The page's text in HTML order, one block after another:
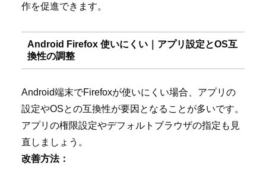
作を促進できます。
Android Firefox 使いにくい｜アプリ設定とOS互
換性の調整
Android端末でFirefoxが使いにくい場合、アプリの
設定やOSとの互換性が要因となることが多いです。
アプリの権限設定やデフォルトブラウザの指定も見
直しましょう。
改善方法：